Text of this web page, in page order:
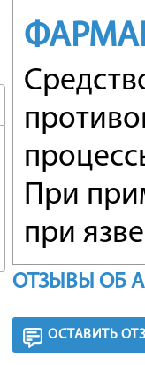
При
при
и
При
ОТЗЫВЫ ОБ
ОСТАВИТЬ